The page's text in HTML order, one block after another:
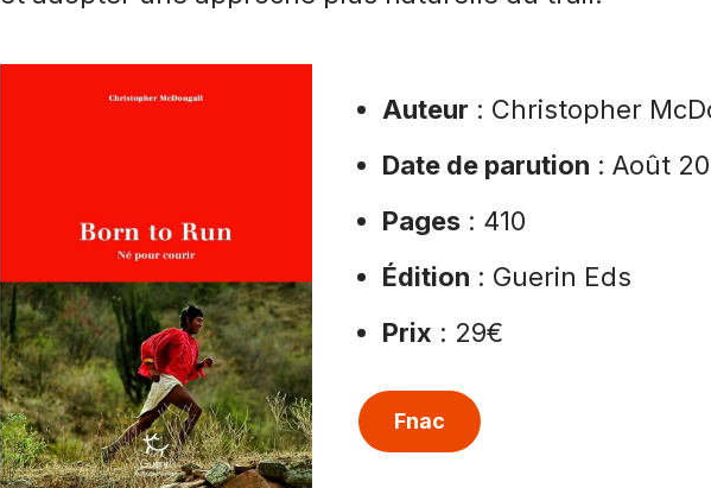
Auteur : Christopher
Date de parution : Août
Pages: 410
Édition : Guerin Eds
Prix : 29€
Fnac